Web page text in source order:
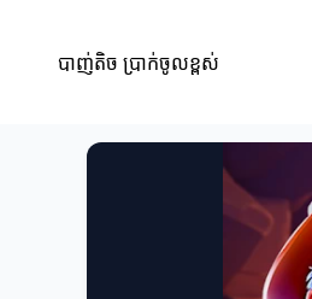
បាញ់តិច ប្រាក់ចូលខ្ពស់